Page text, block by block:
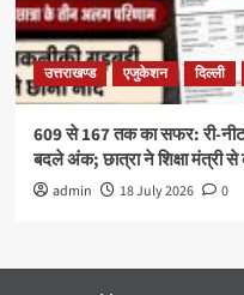
उत्तराखण्ड एजुकेशन दिल्ली
609 से 167 तक का सफर: री-नीट
बदले अंक; छात्रा ने शिक्षा मंत्री से
admin 18 July 2026 0